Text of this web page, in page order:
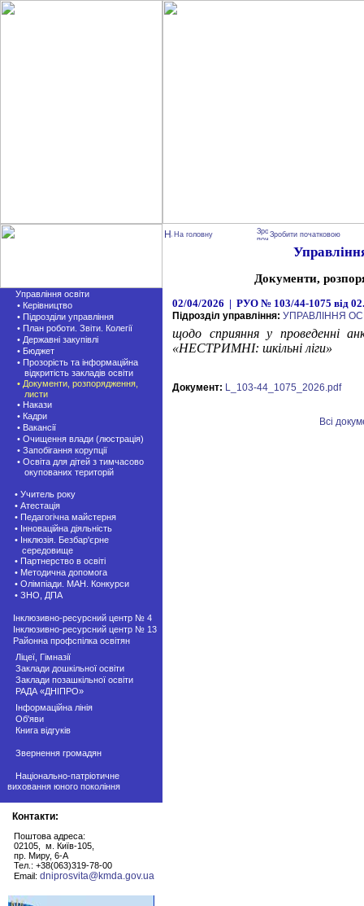
Управління освіти
• Керівництво
• Підрозділи управління
• План роботи. Звіти. Колегії
• Державні закупівлі
• Бюджет
• Прозорість та інформаційна
відкритість закладів освіти
• Документи, розпорядження,
листи
• Накази
• Кадри
• Вакансії
• Очищення влади (люстрація)
• Запобігання корупції
• Освіта для дітей з тимчасово
окупованих територій
• Учитель року
• Атестація
• Педагогічна майстерня
• Інноваційна діяльність
• Інклюзія. Безбар'єрне
середовище
• Партнерство в освіті
• Методична допомога
• Олімпіади. МАН. Конкурси
• ЗНО, ДПА
Інклюзивно-ресурсний центр № 4
Інклюзивно-ресурсний центр № 13
Районна профспілка освітян
Ліцеї, Гімназії
Заклади дошкільної освіти
Заклади позашкiльної освіти
РАДА «ДНІПРО»
Інформаційна лінія
Об'яви
Книга відгуків
Звернення громадян
Національно-патріотичне
виховання юного покоління
Контакти:
Поштова адреса:
02105, м. Київ-105,
пр. Миру, 6-А
Тел.: +38(063)319-78-00
Email: dniprosvita@kmda.gov.ua
На головну Зробити початковою
Документи,
02/04/2026 | РУО № 103/44-1075 від
Підрозділ управління: УПРАВЛІННЯ
щодо сприяння у проведенні
«НЕСТРИМНІ: шкільні ліги»
Документ: L_103-44_1075_2026.pdf
Всі